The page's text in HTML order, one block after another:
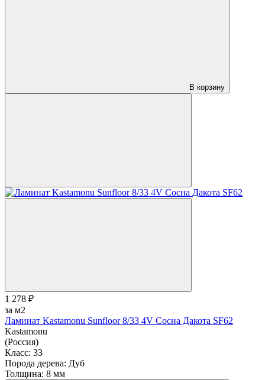
В корзину
1 278 ₽
за м2
Ламинат Kastamonu Sunfloor 8/33 4V Сосна Дакота SF62
Kastamonu
(Россия)
Класс: 33
Порода дерева: Дуб
Толщина: 8 мм